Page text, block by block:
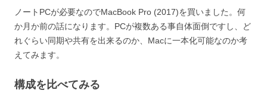
ノートPCが必要なのでMacBook Pro (2017)を買いました。何
か月か前の話になります。PCが複数ある事自体面倒ですし、ど
れぐらい同期や共有を出来るのか、Macに一本化可能なのか考
えてみます。
構成を比べてみる